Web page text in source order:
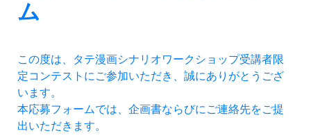
ム
この度は、タテ漫画シナリオワークショップ受講者限
定コンテストにご参加いただき、誠にありがとうござ
います。
本応募フォームでは、企画書ならびにご連絡先をご提
出いただきます。